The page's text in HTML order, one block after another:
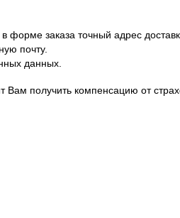
форме заказа точный адрес
почту.
данных.
получить компенсацию от